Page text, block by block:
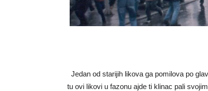
Jedan od starijih likova ga pomilova po
tu ovi likovi u fazonu ajde ti klinac pali